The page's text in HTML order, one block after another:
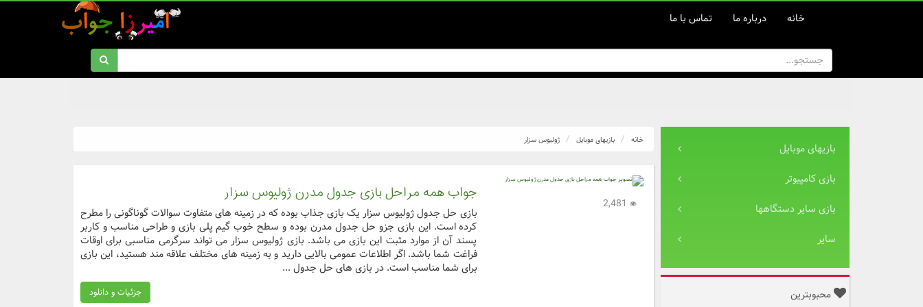
خانه درباره ما تماس با ما
بازیهای موبایل
بازی کامپیوتر
بازی سایر دستگاهها
سایر
محبوبترین
خانه بازیهای موبایل ژولیوس سزار
جواب همه مراحل بازی جدول مدرن ژولیوس سزار
بازی حل جدول ژولیوس سزار یک بازی جذاب بوده که در زمینه های متفاوت سوالات گوناگونی را مطرح
کرده است. این بازی جزو حل جدول مدرن بوده و سطح خوب گیم پلی بازی و طراحی مناسب و کاربر
پسند آن از موارد مثبت این بازی می باشد. بازی ژولیوس سزار می تواند سرگرمی مناسبی برای اوقات
فراغت شما باشد. اگر اطلاعات عمومی بالایی دارید و به زمینه های مختلف علاقه مند هستید، این بازی
برای شما مناسب است. در بازی های حل جدول ...
جزئیات و دانلود